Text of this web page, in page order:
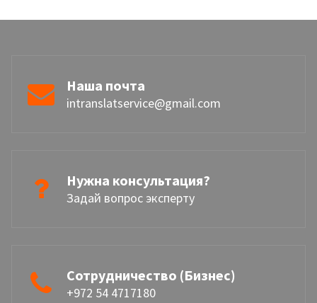
Наша почта
intranslatservice@gmail.com
Нужна консультация?
Задай вопрос эксперту
Сотрудничество (Бизнес)
+972 54 4717180